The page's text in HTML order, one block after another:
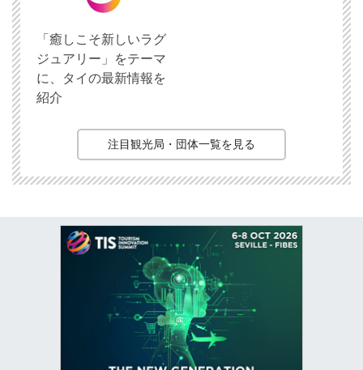
「癒しこそ新しいラグ
ジュアリー」をテーマ
に、タイの最新情報を
紹介
注目観光局・団体一覧を見る